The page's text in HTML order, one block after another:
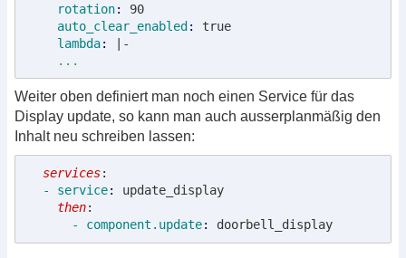
    rotation
: 90
    auto_clear_enabled
: true
    lambda
:
|-
...
Weiter oben definiert man noch einen Service für das
Display update, so kann man auch ausserplanmäßig den
Inhalt neu schreiben lassen:
  services
:
  - service
: update_display
    then
:
      - component.update
: doorbell_display